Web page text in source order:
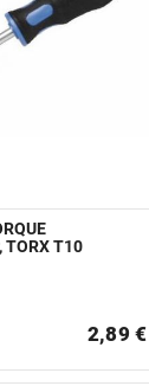
T10
2,89 €